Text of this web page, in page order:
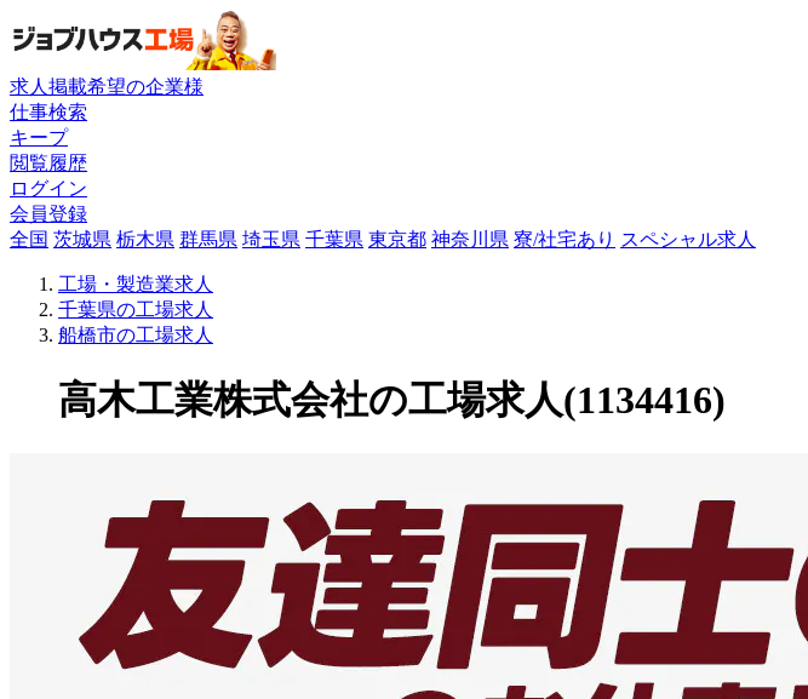
求人掲載希望の企業様
仕事検索
キープ
閲覧履歴
ログイン
会員登録
全国 茨城県 栃木県 群馬県 埼玉県 千葉県 東京都 神奈川県 寮/社宅あり スペシャル求人
工場・製造業求人
千葉県の工場求人
船橋市の工場求人
高木工業株式会社の工場求人(1134416)